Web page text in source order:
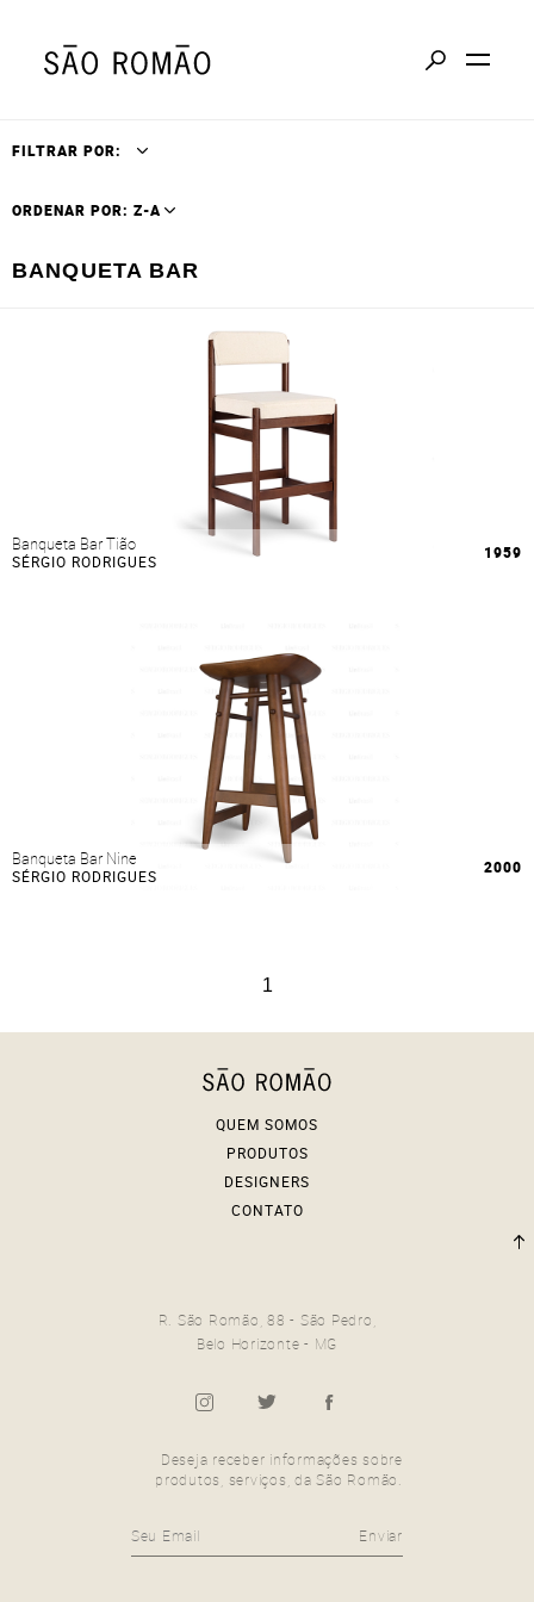
FILTRAR POR:
BANQUETA BAR
ORDENAR POR: Z-A
Banqueta Bar Tião
SÉRGIO RODRIGUES 1959
Banqueta Bar Nine
SÉRGIO RODRIGUES 2000
1
QUEM SOMOS
PRODUTOS
DESIGNERS
CONTATO
R. São Romão, 88 - São Pedro,
Belo Horizonte - MG
Deseja receber informações sobre
produtos, serviços, da São Romão.
Enviar